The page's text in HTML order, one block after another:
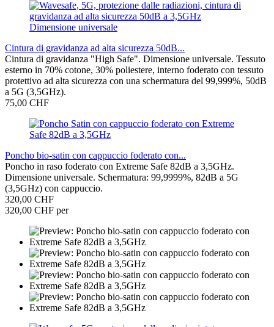
Cintura di gravidanza ad alta sicurezza 50dB...
Cintura di gravidanza "High Safe". Dimensione universale. Tessuto
esterno in 70% cotone, 30% poliestere, interno foderato con tessuto
protettivo ad alta sicurezza con una schermatura del 99,999%, 50dB
a 5G (3,5GHz).
75,00 CHF
Poncho bio-satin con cappuccio foderato con...
Poncho in raso foderato con Extreme Safe 82dB a 3,5GHz.
Dimensione universale. Schermatura: 99,9999%, 82dB a 5G
(3,5GHz) con cappuccio.
320,00 CHF
320,00 CHF per